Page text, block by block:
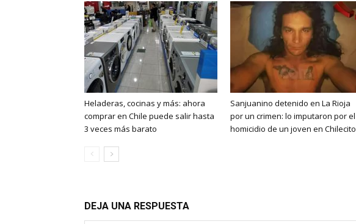
Heladeras, cocinas y más: ahora
comprar en Chile puede salir hasta
3 veces más barato
Sanjuanino detenido en La Rioja
por un crimen: lo imputaron por el
homicidio de un joven en Chilecito
DEJA UNA RESPUESTA